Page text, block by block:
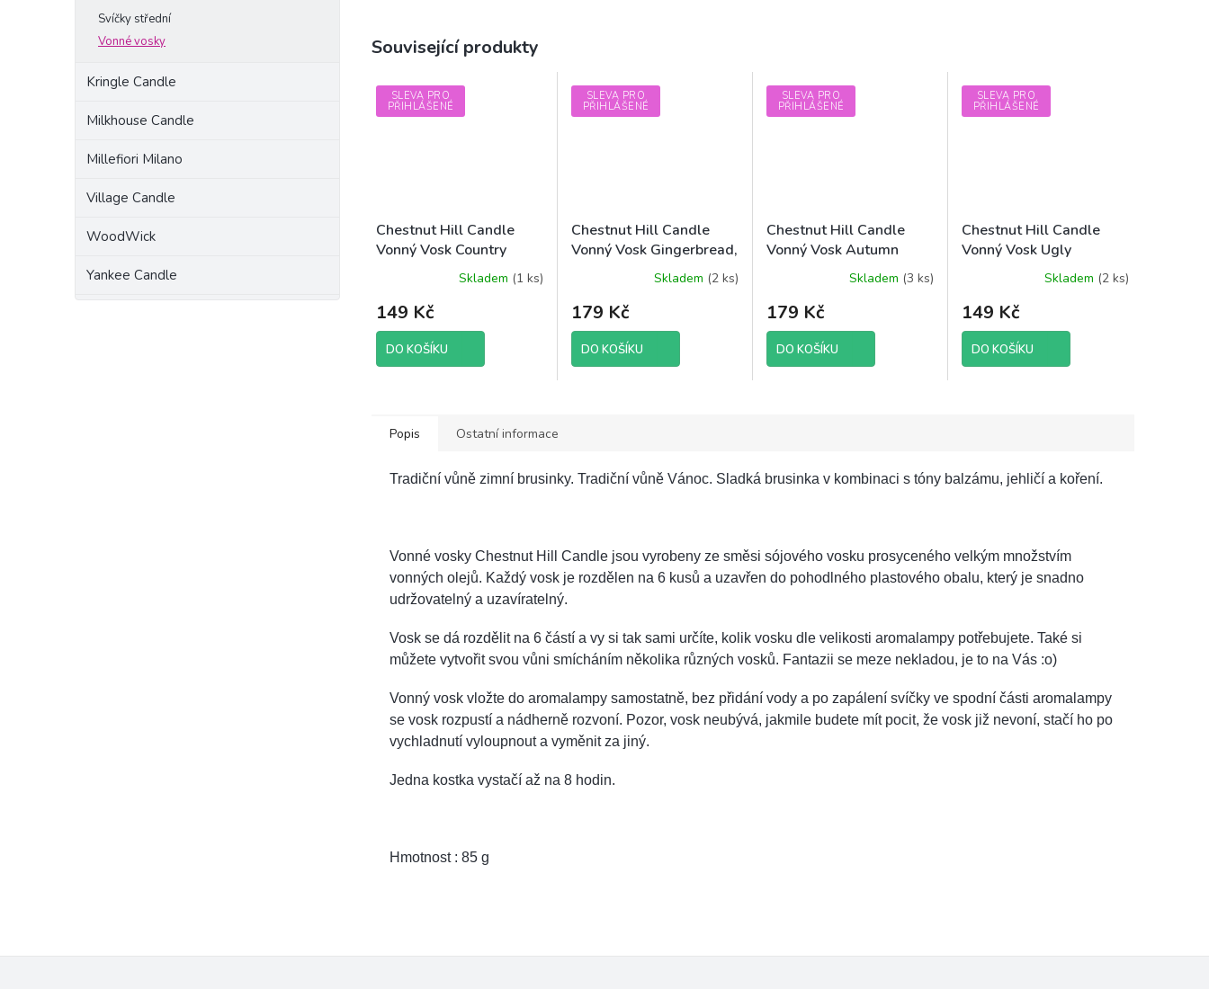
Svíčky střední
Vonné vosky
Kringle Candle
Milkhouse Candle
Millefiori Milano
Village Candle
WoodWick
Yankee Candle
Související produkty
SLEVA PRO
PŘIHLÁŠENÉ
Chestnut Hill Candle
Vonný Vosk Country
Roads, 85 g brutto
Skladem (1 ks)
149 Kč
DO KOŠÍKU
SLEVA PRO
PŘIHLÁŠENÉ
Chestnut Hill Candle
Vonný Vosk Gingerbread,
Skladem (2 ks)
179 Kč
DO KOŠÍKU
SLEVA PRO
PŘIHLÁŠENÉ
Chestnut Hill Candle
Vonný Vosk Autumn
Days, 105 g brutto
Skladem (3 ks)
179 Kč
DO KOŠÍKU
SLEVA PRO
PŘIHLÁŠENÉ
Chestnut Hill Candle
Vonný Vosk Ugly
Sweater Party, 85 g
Skladem (2 ks)
149 Kč
DO KOŠÍKU
Popis Ostatní informace
Tradiční vůně zimní brusinky. Tradiční vůně Vánoc. Sladká brusinka v kombinaci s tóny balzámu, jehličí a koření.
Vonné vosky Chestnut Hill Candle jsou vyrobeny ze směsi sójového vosku prosyceného velkým množstvím
vonných olejů. Každý vosk je rozdělen na 6 kusů a uzavřen do pohodlného plastového obalu, který je snadno
udržovatelný a uzavíratelný.
Vosk se dá rozdělit na 6 částí a vy si tak sami určíte, kolik vosku dle velikosti aromalampy potřebujete. Také si
můžete vytvořit svou vůni smícháním několika různých vosků. Fantazii se meze nekladou, je to na Vás :o)
Vonný vosk vložte do aromalampy samostatně, bez přidání vody a po zapálení svíčky ve spodní části aromalampy
se vosk rozpustí a nádherně rozvoní. Pozor, vosk neubývá, jakmile budete mít pocit, že vosk již nevoní, stačí ho po
vychladnutí vyloupnout a vyměnit za jiný.
Jedna kostka vystačí až na 8 hodin.
Hmotnost : 85 g